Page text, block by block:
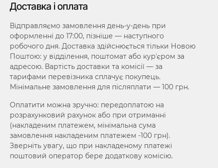
Доставка і оплата
Відправляємо замовлення день-у-день при
оформленні до 17:00, пізніше — наступного
робочого дня. Доставка здійснюється тільки Новою
Поштою: у відділення, поштомат або курʼєром за
адресою. Вартість доставки та комісії — за
тарифами перевізника сплачує покупець.
Мінімальне замовлення для післяплати — 100 грн.
Оплатити можна зручно: передоплатою на
розрахунковий рахунок або при отриманні
(накладеним платежем, мінімальна сума
замовлення накладеним платежем -100 грн).
Зверніть увагу, що при накладеному платежі
поштовий оператор бере додаткову комісію.